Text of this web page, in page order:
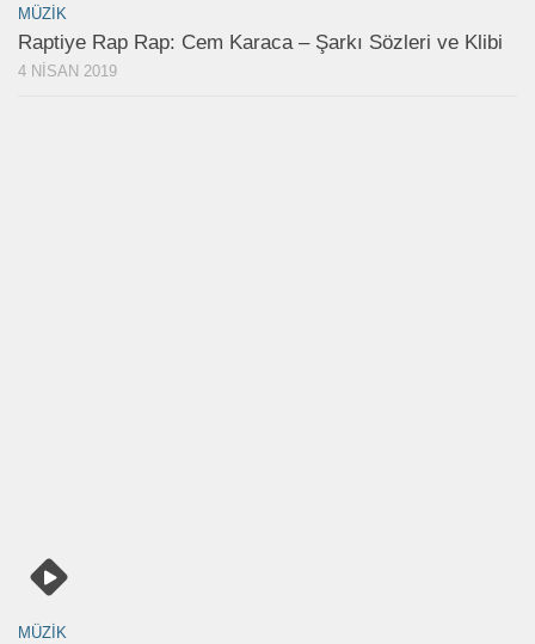
MÜZIK
Raptiye Rap Rap: Cem Karaca – Şarkı Sözleri ve Klibi
4 NISAN 2019
MÜZIK